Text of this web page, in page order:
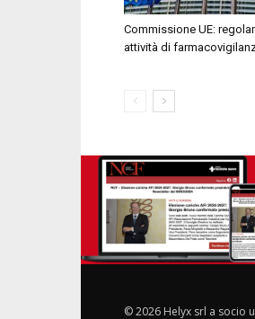
Commissione UE:
attività di
© 2026 Helyx srl a socio